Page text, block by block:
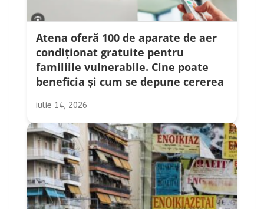
Atena oferă 100 de aparate de aer
condiționat gratuite pentru
familiile vulnerabile. Cine poate
beneficia și cum se depune cererea
iulie 14, 2026